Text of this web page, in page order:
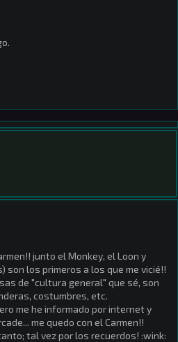
junto el Monkey, el Loon y
son los primeros a los que me vicié!!
de "cultura general" que sé, son
costumbres, etc.
me he informado por internet y
me quedo con el Carmen!!
tal vez por los recuerdos! :wink: